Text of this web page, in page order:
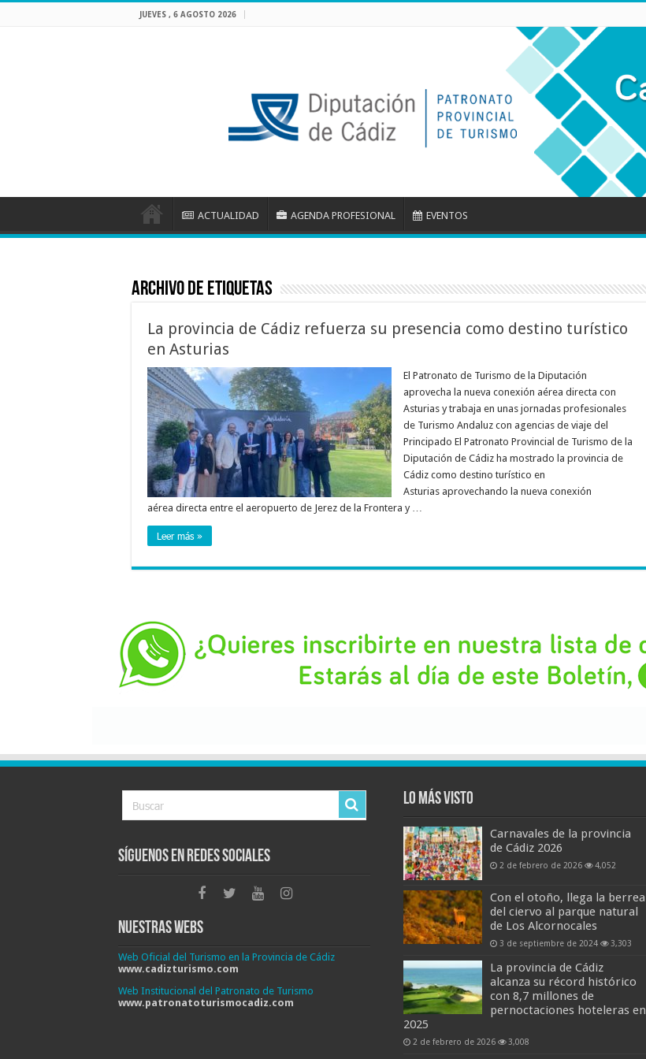
JUEVES , 6 AGOSTO 2026
ACTUALIDAD AGENDA PROFESIONAL EVENTOS
Archivo de etiquetas
La provincia de Cádiz refuerza su presencia como destino turístico
en Asturias
El Patronato de Turismo de la Diputación
aprovecha la nueva conexión aérea directa con
Asturias y trabaja en unas jornadas profesionales
de Turismo Andaluz con agencias de viaje del
Principado El Patronato Provincial de Turismo de la
Diputación de Cádiz ha mostrado la provincia de
Cádiz como destino turístico en
Asturias aprovechando la nueva conexión
aérea directa entre el aeropuerto de Jerez de la Frontera y …
Leer más »
Síguenos en Redes Sociales
Nuestras Webs
Web Oficial del Turismo en la Provincia de Cádiz
www.cadizturismo.com
Web Institucional del Patronato de Turismo
www.patronatoturismocadiz.com
Lo más visto
Carnavales de la provincia
de Cádiz 2026
2 de febrero de 2026 4,052
Con el otoño, llega la berrea
del ciervo al parque natural
de Los Alcornocales
3 de septiembre de 2024 3,303
La provincia de Cádiz
alcanza su récord histórico
con 8,7 millones de
pernoctaciones hoteleras en
2025
2 de febrero de 2026 3,008